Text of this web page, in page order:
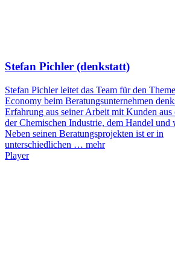
Stefan Pichler (denkstatt)
Stefan Pichler leitet das Team für den
Economy beim Beratungsunternehmen
Erfahrung aus seiner Arbeit mit Kunden
der Chemischen Industrie, dem Handel und
Neben seinen Beratungsprojekten ist er in
unterschiedlichen … mehr
Player